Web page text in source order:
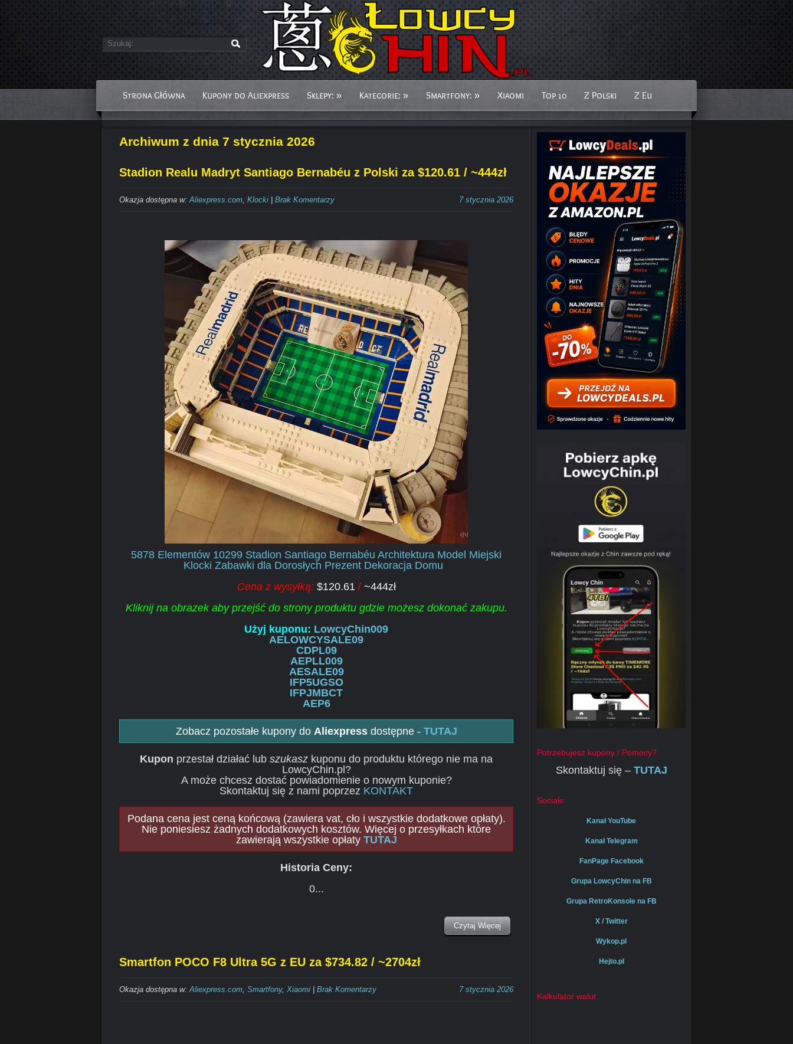
Strona Główna Kupony do Aliexpress Sklepy: » Kategorie: » Smartfony: » Xiaomi Top 10 Z Polski Z Eu
Potrzebujesz kupony / Pomocy?
Skontaktuj się – TUTAJ
Sociale:
Kanał YouTube
Kanał Telegram
FanPage Facebook
Grupa LowcyChin na FB
Grupa RetroKonsole na FB
X / Twitter
Wykop.pl
Hejto.pl
Kalkulator walut
Archiwum z dnia 7 stycznia 2026
Stadion Realu Madryt Santiago Bernabéu z Polski za $120.61 / ~444zł
7 stycznia 2026
Okazja dostępna w:Aliexpress.com, Klocki Brak Komentarzy
5878 Elementów 10299 Stadion Santiago Bernabéu Architektura Model Miejski
Klocki Zabawki dla Dorosłych Prezent Dekoracja Domu
Cena z wysyłką: $120.61 / ~444zł
Kliknij na obrazek aby przejść do strony produktu gdzie możesz dokonać zakupu.
Użyj kuponu: LowcyChin009
AELOWCYSALE09
CDPL09
AEPLL009
AESALE09
IFP5UGSO
IFPJMBCT
AEP6
Zobacz pozostałe kupony do Aliexpressdostępne - TUTAJ
Kupon przestał działać lub szukasz kuponu do produktu którego nie ma na
LowcyChin.pl?
A może chcesz dostać powiadomienie o nowym kuponie?
Skontaktuj się z nami poprzez KONTAKT
Podana cena jest ceną końcową (zawiera vat, cło i wszystkie dodatkowe opłaty).
Nie poniesiesz żadnych dodatkowych kosztów. Więcej o przesyłkach które
zawierają wszystkie opłaty TUTAJ
Historia Ceny:
0...
Czytaj Więcej
Smartfon POCO F8 Ultra 5G z EU za $734.82 / ~2704zł
7 stycznia 2026
Okazja dostępna w:Aliexpress.com, Smartfony, Xiaomi Brak Komentarzy